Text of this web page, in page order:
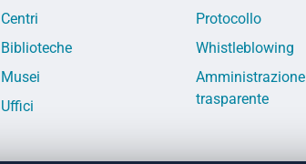
Centri
Biblioteche
Musei
Uffici
Protocollo
Whistleblowing
Amministrazione
trasparente